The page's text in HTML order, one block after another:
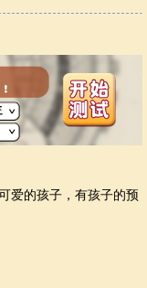
爱的孩子，有孩子的预